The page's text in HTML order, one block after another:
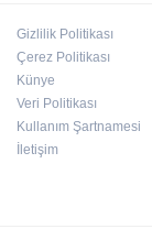
Gizlilik Politikası
Çerez Politikası
Künye
Veri Politikası
Kullanım Şartnamesi
İletişim